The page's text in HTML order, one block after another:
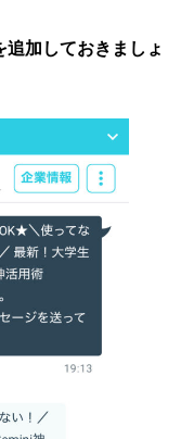
加しておきましょ